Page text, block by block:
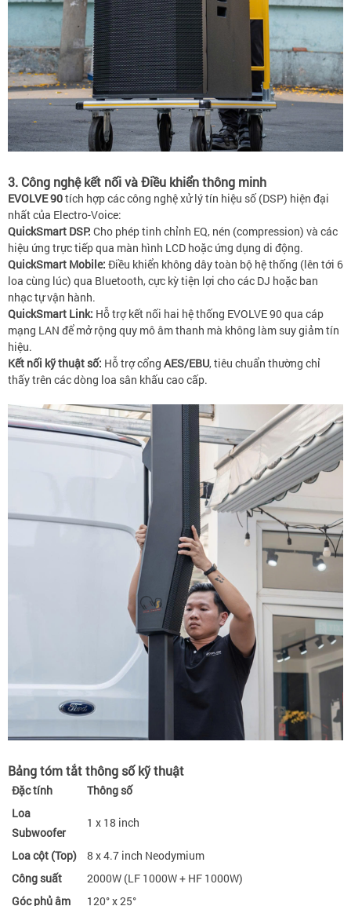
3. Công nghệ kết nối và Điều khiển thông minh
EVOLVE 90tích hợp các công nghệ xử lý tín hiệu số (DSP) hiện đại
nhất của Electro-Voice:
QuickSmart DSP: Cho phép tinh chỉnh EQ, nén (compression) và các
hiệu ứng trực tiếp qua màn hình LCD hoặc ứng dụng di động.
QuickSmart Mobile: Điều khiển không dây toàn bộ hệ thống (lên tới 6
loa cùng lúc) qua Bluetooth, cực kỳ tiện lợi cho các DJ hoặc ban
nhạc tự vận hành.
QuickSmart Link: Hỗ trợ kết nối hai hệ thống EVOLVE 90 qua cáp
mạng LAN để mở rộng quy mô âm thanh mà không làm suy giảm tín
hiệu.
Kết nối kỹ thuật số: Hỗ trợ cổng AES/EBU, tiêu chuẩn thường chỉ
thấy trên các dòng loa sân khấu cao cấp.
Bảng tóm tắt thông số kỹ thuật
Đặc tính
Thông số
Loa
Subwoofer
1 x 18 inch
Loa cột (Top)
8 x 4.7 inch Neodymium
Công suất
2000W (LF 1000W + HF 1000W)
Góc phủ âm
120° x 25°